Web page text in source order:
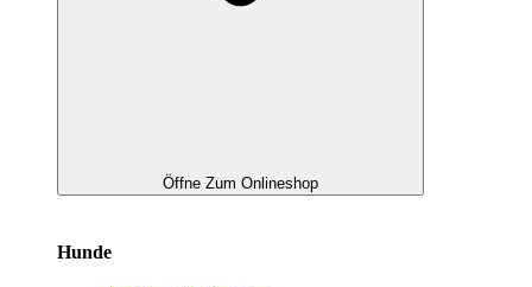
Öffne Zum Onlineshop
Hunde